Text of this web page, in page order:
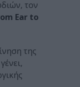
τον
Ear to
της